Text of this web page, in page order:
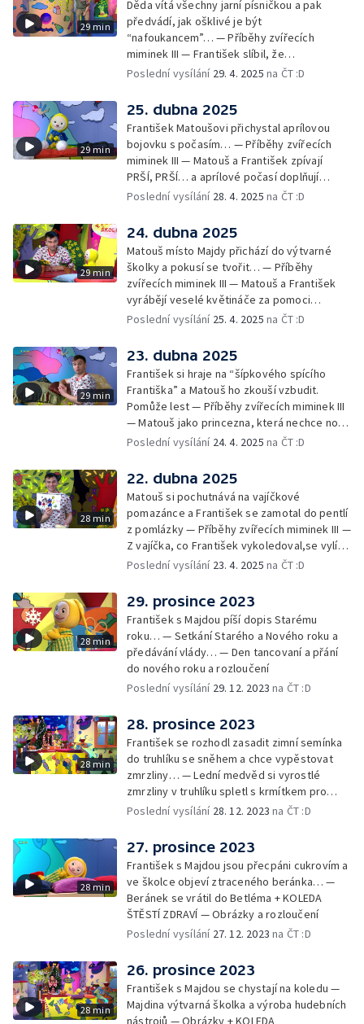
29 min
Děda vítá všechny jarní písničkou a pak
předvádí, jak ošklivé je být
“nafoukancem”… — Příběhy zvířecích
miminek III — František slíbil, že
nafoukancem nikdy nebude a děda mu písní
Cvoček astronautem — Obrázky a
rozloučení
Poslední vysílání 29. 4. 2025 na ČT :D
29 min
25. dubna 2025
František Matoušovi přichystal aprílovou
bojovku s počasím… — Příběhy zvířecích
miminek III — Matouš a František zpívají
PRŠÍ, PRŠÍ… a aprílové počasí doplňují
deštěm… — Cvoček astronautem —
Poslední vysílání 28. 4. 2025 na ČT :D
29 min
24. dubna 2025
Matouš místo Majdy přichází do výtvarné
školky a pokusí se tvořit… — Příběhy
zvířecích miminek III — Matouš a František
vyrábějí veselé květináče za pomoci
skořápek z velikonočních vajíček… —
obrázky + rozloučení
Poslední vysílání 25. 4. 2025 na ČT :D
29 min
23. dubna 2025
František si hraje na “šípkového spícího
Františka” a Matouš ho zkouší vzbudit.
Pomůže lest — Příběhy zvířecích miminek III
— Matouš jako princezna, která nechce nosit
brýle… — Cvoček astronautem — Nestyďte
Poslední vysílání 24. 4. 2025 na ČT :D
28 min
22. dubna 2025
Matouš si pochutnává na vajíčkové
pomazánce a František se zamotal do pentlí
z pomlázky — Příběhy zvířecích miminek III —
Z vajíčka, co František vykoledoval,se vylíhl
drak. Nejí princezny, ale miluje vajíčkovou
Rozloučení
Poslední vysílání 23. 4. 2025 na ČT :D
28 min
29. prosince 2023
František s Majdou píší dopis Starému
roku… — Setkání Starého a Nového roku a
předávání vlády… — Den tancovaní a přání
do nového roku a rozloučení
Poslední vysílání 29. 12. 2023 na ČT :D
28 min
28. prosince 2023
František se rozhodl zasadit zimní semínka
do truhlíku se sněhem a chce vypěstovat
zmrzliny… — Lední medvěd si vyrostlé
zmrzliny v truhlíku spletl s krmítkem pro
medvědy… — Kompas od medvěda +
Poslední vysílání 28. 12. 2023 na ČT :D
28 min
27. prosince 2023
František s Majdou jsou přecpáni cukrovím a
ve školce objeví ztraceného beránka… —
Beránek se vrátil do Betléma + KOLEDA
ŠTĚSTÍ ZDRAVÍ — Obrázky a rozloučení
Poslední vysílání 27. 12. 2023 na ČT :D
28 min
26. prosince 2023
František s Majdou se chystají na koledu —
Majdina výtvarná školka a výroba hudebních
nástrojů — Obrázky + KOLEDA